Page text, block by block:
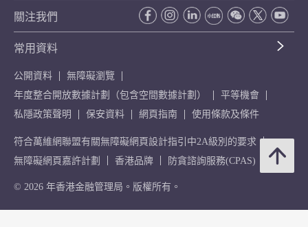
關注我們
常用資料
公開資料
無障礙瀏覽
年度整合開放數據計劃（包含空間數據計劃）
平等機會
私隱政策聲明
保安資料 網頁指南 使用條款及條件
符合萬維網聯盟有關無障礙網頁設計指引中2A級別的要求
無障礙網頁嘉許計劃
香港品牌 防貪諮詢服務(CPAS)
© 2026 年香港金融管理局。版權所有。